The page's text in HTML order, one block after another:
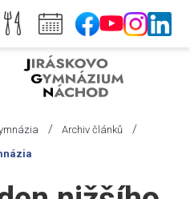
/ Archiv článků /